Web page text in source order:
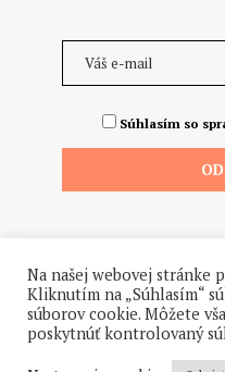
Súhlasím so
©2026 - Všetky práva
Na našej webovej stránke
Kliknutím na „Súhlasím“
súborov cookie. Môžete
poskytnúť kontrolovaný